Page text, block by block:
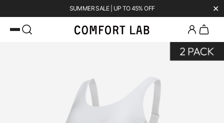
SUMMER SALE | UP TO 45% OFF
카카오채널 추가하고 10,000원 쿠폰 받기
✕